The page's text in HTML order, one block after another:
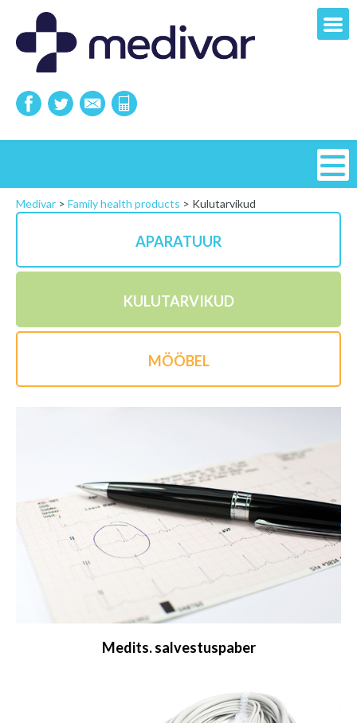
Medivar > Family health products > Kulutarvikud
APARATUUR
KULUTARVIKUD
MÖÖBEL
Medits. salvestuspaber